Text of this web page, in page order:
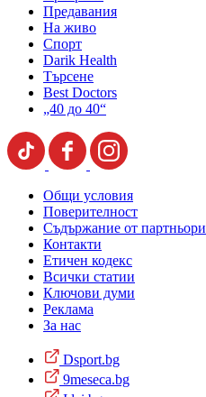
Предавания
На живо
Спорт
Darik Health
Търсене
Best Doctors
„40 до 40“
Общи условия
Поверителност
Съдържание от партньори
Контакти
Етичен кодекс
Всички статии
Ключови думи
Реклама
За нас
Dsport.bg
9meseca.bg